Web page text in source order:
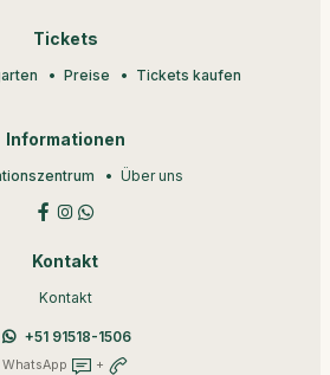
Tickets
Preise Tickets kaufen
Informationen
Über uns
Kontakt
Kontakt
+51 91518-1506
WhatsApp +